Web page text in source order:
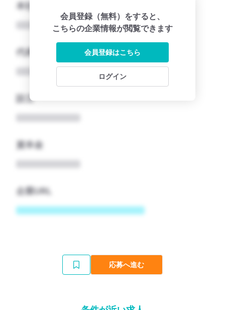
本社所在地名
代表者
設立
資本金
企業URL
会員登録（無料）をすると、
こちらの企業情報が閲覧できます
会員登録はこちら
ログイン
応募へ進む